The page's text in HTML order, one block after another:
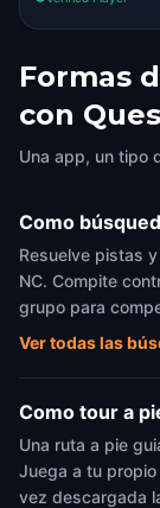
Formas
con
Una app, un tipo
Como
Resuelve pistas
NC. Compite
grupo para
Ver todas las
Como tour a
Una ruta a pie
Juega a tu
vez descargada